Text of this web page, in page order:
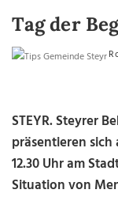
Tag der
STEYR. Steyrer
präsentieren sich
12.30 Uhr am
Situation von